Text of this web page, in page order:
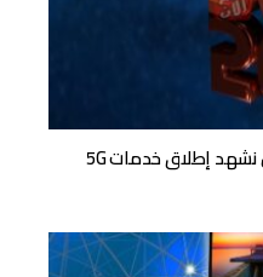
الحكومة تدعم البنية التحتية هل نشهد إطلاق خدمات 5G